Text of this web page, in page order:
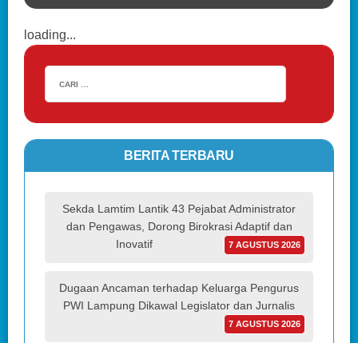
loading...
BERITA TERBARU
Sekda Lamtim Lantik 43 Pejabat Administrator
dan Pengawas, Dorong Birokrasi Adaptif dan
Inovatif
7 AGUSTUS 2026
Dugaan Ancaman terhadap Keluarga Pengurus
PWI Lampung Dikawal Legislator dan Jurnalis
7 AGUSTUS 2026